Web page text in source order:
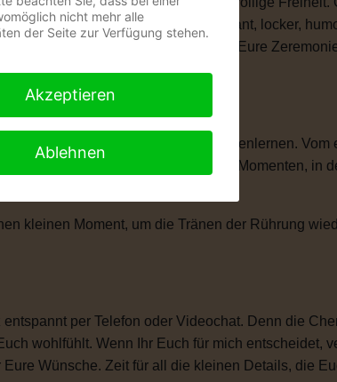
gebt. Ob romantisch, modern, elegant, locker,
und vielen kleinen Momenten, die Eure
Von Eurem ersten Kennenlernen.
Erinnerungen und all den Momenten, in
kleinen Moment, um die Tränen der Rührung
per Telefon oder Videochat. Denn die
wohlfühlt. Wenn Ihr Euch für mich entscheidet,
Wünsche. Zeit für all die kleinen Details, die
nicht mehr alle
der Seite zur Verfügung stehen.
Akzeptieren
Ablehnen